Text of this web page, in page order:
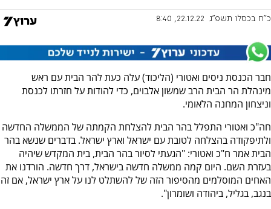
כ"ח בכסלו תשפ"ג 22.12.22, 8:40
חבר הכנסת ניסים ואטורי (הליכוד) עלה כעת להר הבית עם ראש
מינהלת הר הבית הרב שמשון אלבוים, כדי להודות על חזרתו לכנסת
וניצחון המחנה הלאומי.
חה"כ ואטורי התפלל בהר הבית להצלחת הקמתה של הממשלה החדשה
ולתיפקודה בהצלחה לטובת עם ישראל וארץ ישראל. בדברים שנשא בהר
הבית אמר ח"כ ואטורי: "הגעתי לסיור בהר הבית, בית המקדש שיהיה
בעזרת השם. היום קמה ממשלה חדשה בישראל, דרך חדשה. הורדנו את
האחים המוסלמים מהסיפור הזה של להשתלט לנו על ארץ ישראל, אם זה
בנגב, בגליל, ביהודה ושומרון".